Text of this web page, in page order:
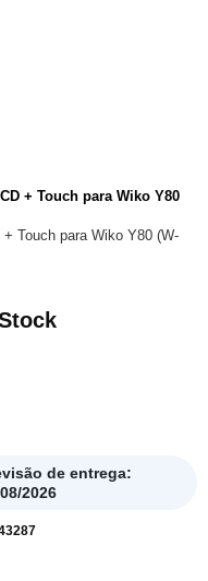
+ Touch para Wiko Y80 (W-
de entrega:
2026